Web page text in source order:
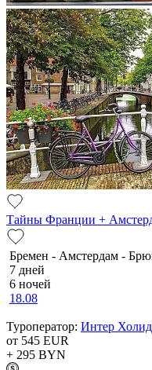
Тайны Франции +
Бремен - Амстердам -
7 дней
6 ночей
18.08
Туроператор: Интер
от 545 EUR
+ 295 BYN